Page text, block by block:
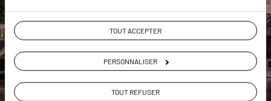
TOUT ACCEPTER
PERSONNALISER
TOUT REFUSER